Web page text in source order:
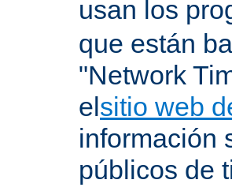
usan los
que están
"Network
elsitio web
información
públicos de